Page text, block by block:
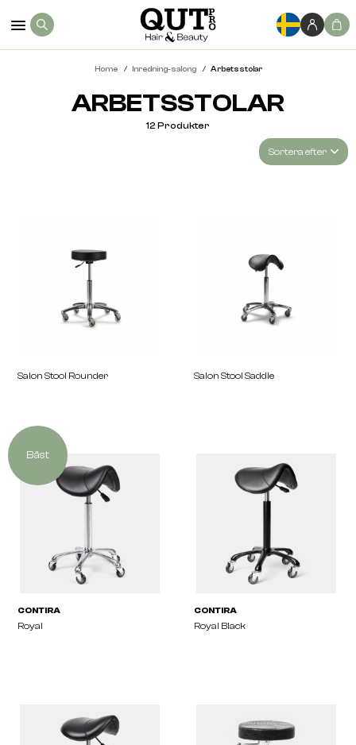
Home Inredning-salong Arbetsstolar
ARBETSSTOLAR
12 Produkter
Sortera efter
Salon Stool Rounder
Bäst
CONTIRA CONTIRA
Royal Black